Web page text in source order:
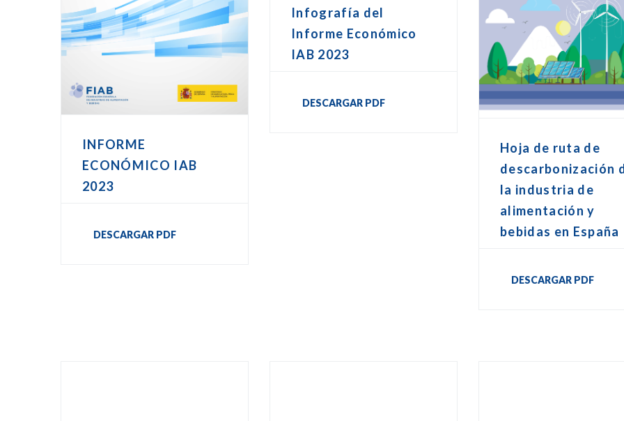
INFORME
ECONÓMICO IAB
2023
DESCARGAR PDF
Infografía del
Informe Económico
IAB 2023
DESCARGAR PDF
Hoja de ruta de
descarbonización
la industria de
alimentación y
bebidas en España
DESCARGAR PDF